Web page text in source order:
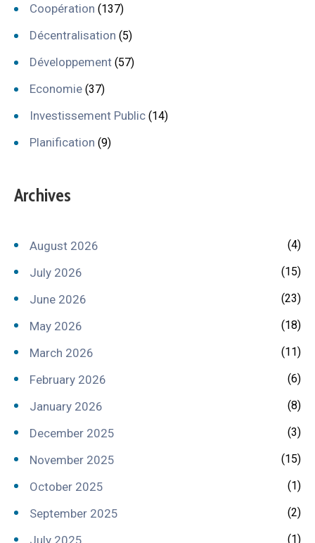
Coopération (137)
Décentralisation (5)
Développement (57)
Economie (37)
Investissement Public (14)
Planification (9)
Archives
August 2026 (4)
July 2026 (15)
June 2026 (23)
May 2026 (18)
March 2026 (11)
February 2026 (6)
January 2026 (8)
December 2025 (3)
November 2025 (15)
October 2025 (1)
September 2025 (2)
July 2025 (1)